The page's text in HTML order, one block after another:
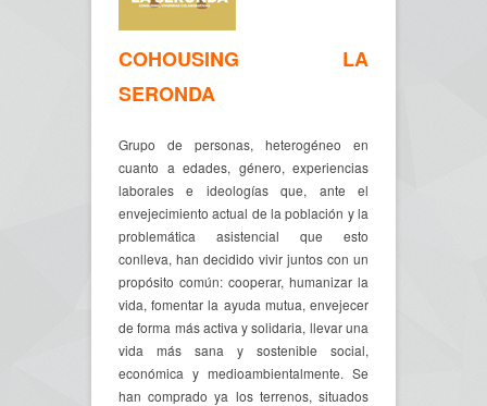
COHOUSING LA
SERONDA
Grupo de personas, heterogéneo en
cuanto a edades, género, experiencias
laborales e ideologías que, ante el
envejecimiento actual de la población y la
problemática asistencial que esto
conlleva, han decidido vivir juntos con un
propósito común: cooperar, humanizar la
vida, fomentar la ayuda mutua, envejecer
de forma más activa y solidaria, llevar una
vida más sana y sostenible social,
económica y medioambientalmente. Se
han comprado ya los terrenos, situados